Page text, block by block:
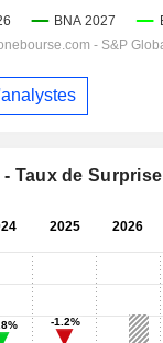
Taux de Surprise